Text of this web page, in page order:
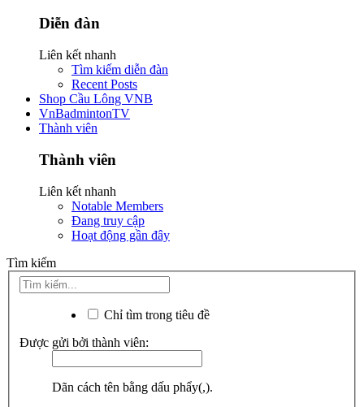
Diễn đàn
Liên kết nhanh
Tìm kiếm diễn đàn
Recent Posts
Shop Cầu Lông VNB
VnBadmintonTV
Thành viên
Thành viên
Liên kết nhanh
Notable Members
Đang truy cập
Hoạt động gần đây
Tìm kiếm
Chỉ tìm trong tiêu đề
Được gửi bởi thành viên:
Dãn cách tên bằng dấu phẩy(,).